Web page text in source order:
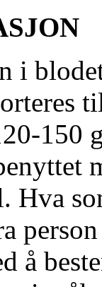
i
150
Hva
å